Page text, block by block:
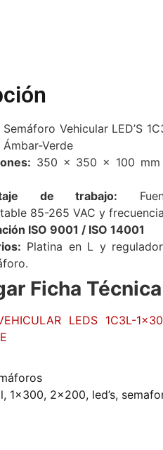
Semáforo Vehicular LED’S
Verde
350 x 350 x 100
de trabajo:
85-265 VAC y
ISO 9001 / ISO 14001
Platina en L y
Ficha Técnica
LEDS 1C3L-
, 1x300, 2x200, led’s,